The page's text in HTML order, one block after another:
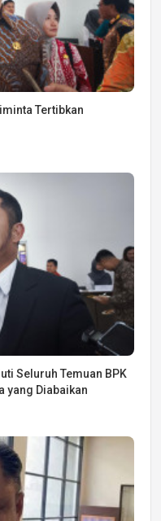
Tertibkan
Seluruh Temuan BPK
yang Diabaikan